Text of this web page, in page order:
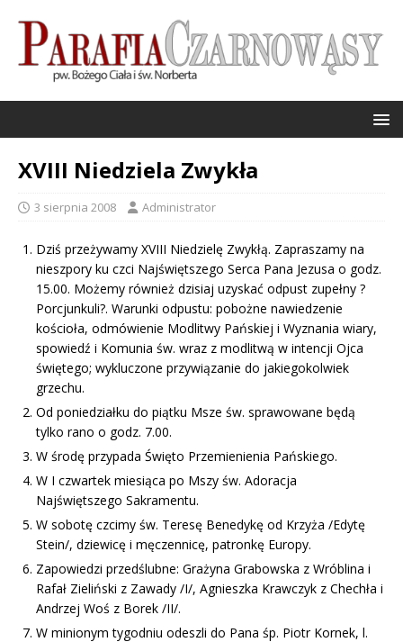
XVIII Niedziela Zwykła
3 sierpnia 2008 Administrator
Dziś przeżywamy XVIII Niedzielę Zwykłą. Zapraszamy na
nieszpory ku czci Najświętszego Serca Pana Jezusa o godz.
15.00. Możemy również dzisiaj uzyskać odpust zupełny ?
Porcjunkuli?. Warunki odpustu: pobożne nawiedzenie
kościoła, odmówienie Modlitwy Pańskiej i Wyznania wiary,
spowiedź i Komunia św. wraz z modlitwą w intencji Ojca
świętego; wykluczone przywiązanie do jakiegokolwiek
grzechu.
Od poniedziałku do piątku Msze św. sprawowane będą
tylko rano o godz. 7.00.
W środę przypada Święto Przemienienia Pańskiego.
W I czwartek miesiąca po Mszy św. Adoracja
Najświętszego Sakramentu.
W sobotę czcimy św. Teresę Benedykę od Krzyża /Edytę
Stein/, dziewicę i męczennicę, patronkę Europy.
Zapowiedzi przedślubne: Grażyna Grabowska z Wróblina i
Rafał Zieliński z Zawady /I/, Agnieszka Krawczyk z Chechła i
Andrzej Woś z Borek /II/.
W minionym tygodniu odeszli do Pana śp. Piotr Kornek, l.